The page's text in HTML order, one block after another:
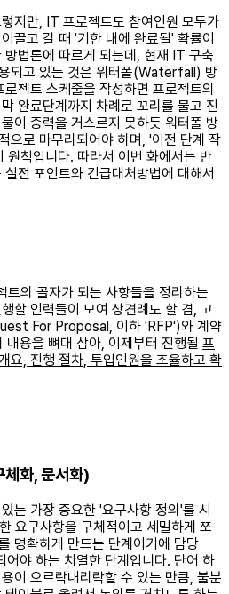
지만, IT 프로젝트도 참여인원 모두가
끌고 갈 때 '기한 내에 완료될' 확률이
법론에 따르게 되는데, 현재 IT 구축
되고 있는 것은 워터폴(Waterfall) 방
젝트 스케줄을 작성하면 프로젝트의
완료단계까지 차례로 꼬리를 물고 진
이 중력을 거스르지 못하듯 워터폴 방
으로 마무리되어야 하며, '이전 단계 작
원칙입니다. 따라서 이번 화에서는 반
전 포인트와 긴급대처방법에 대해서
트의 골자가 되는 사항들을 정리하는
할 인력들이 모여 상견례도 할 겸, 고
For Proposal, 이하 'RFP')와 계약
용을 뼈대 삼아, 이제부터 진행될 프
요, 진행 절차, 투입인원을 조율하고 확
화, 문서화)
는 가장 중요한 '요구사항 정의'를 시
요구사항을 구체적이고 세밀하게 쪼
명확하게 만드는 단계이기에 담당
야 하는 치열한 단계입니다. 단어 하
이 오르락내리락할 수 있는 만큼, 불분